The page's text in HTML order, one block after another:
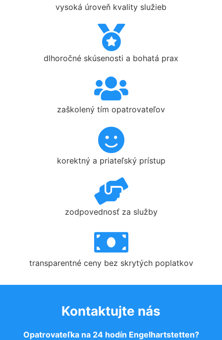
vysoká úroveň kvality služieb
dlhoročné skúsenosti a bohatá prax
zaškolený tím opatrovateľov
korektný a priateľský prístup
zodpovednosť za služby
transparentné ceny bez skrytých poplatkov
Kontaktujte nás
Opatrovateľka na 24 hodín Engelhartstetten?